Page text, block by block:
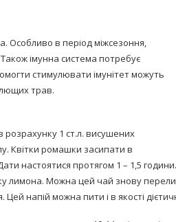
Особливо в період міжсезоння,
імунна система потребує
стимулювати імунітет можуть
трав.
1 ст.л. висушених
Квітки ромашки засипати в
настоятися протягом 1 – 1,5
лимона. Можна цей чай знову
напій можна пити і в якості